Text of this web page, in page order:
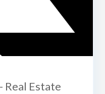
Real Estate